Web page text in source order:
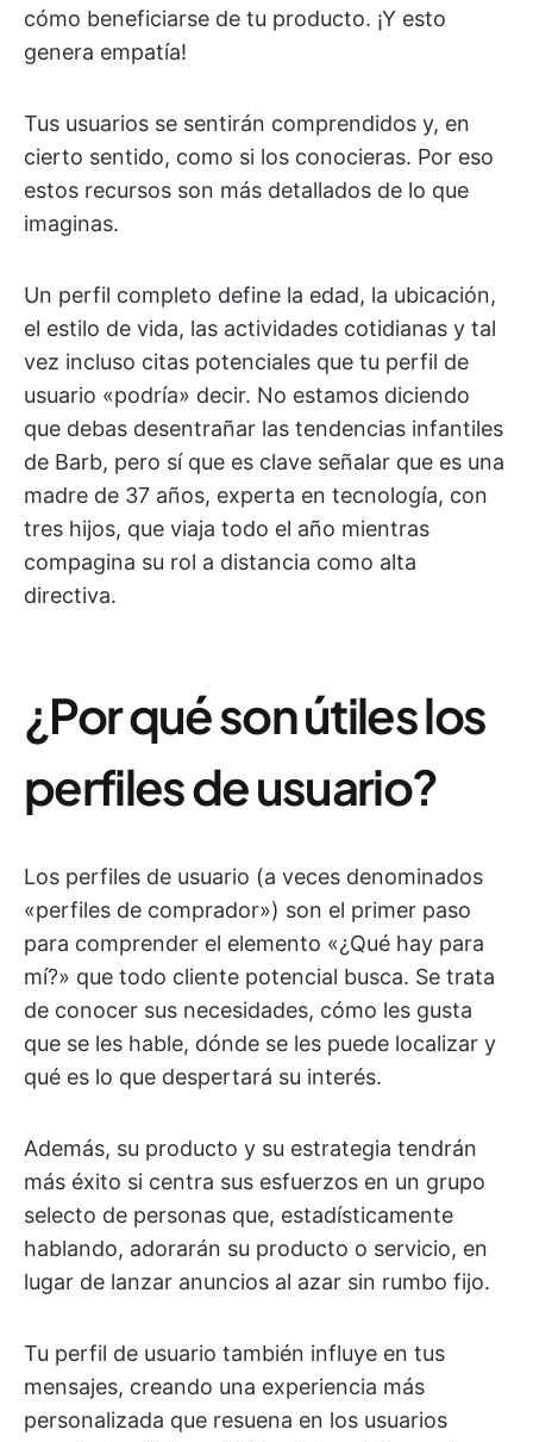
cómo beneficiarse de tu producto. ¡Y esto
genera empatía!
Tus usuarios se sentirán comprendidos y, en
cierto sentido, como si los conocieras. Por eso
estos recursos son más detallados de lo que
imaginas.
Un perfil completo define la edad, la ubicación,
el estilo de vida, las actividades cotidianas y tal
vez incluso citas potenciales que tu perfil de
usuario «podría» decir. No estamos diciendo
que debas desentrañar las tendencias infantiles
de Barb, pero sí que es clave señalar que es una
madre de 37 años, experta en tecnología, con
tres hijos, que viaja todo el año mientras
compagina su rol a distancia como alta
directiva.
¿Por qué son útiles los
perfiles de usuario?
Los perfiles de usuario (a veces denominados
«perfiles de comprador») son el primer paso
para comprender el elemento «¿Qué hay para
mí?» que todo cliente potencial busca. Se trata
de conocer sus necesidades, cómo les gusta
que se les hable, dónde se les puede localizar y
qué es lo que despertará su interés.
Además, su producto y su estrategia tendrán
más éxito si centra sus esfuerzos en un grupo
selecto de personas que, estadísticamente
hablando, adorarán su producto o servicio, en
lugar de lanzar anuncios al azar sin rumbo fijo.
Tu perfil de usuario también influye en tus
mensajes, creando una experiencia más
personalizada que resuena en los usuarios